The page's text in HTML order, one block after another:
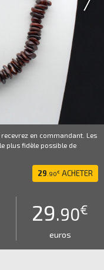
en commandant. Les
plus fidèle possible de
29 .90€ ACHETER
29.90€
euros